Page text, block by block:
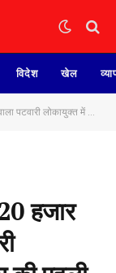
विदेश खेल
की पहली किश्त लेते रंगे हाथ गिरफ्तार
हजार